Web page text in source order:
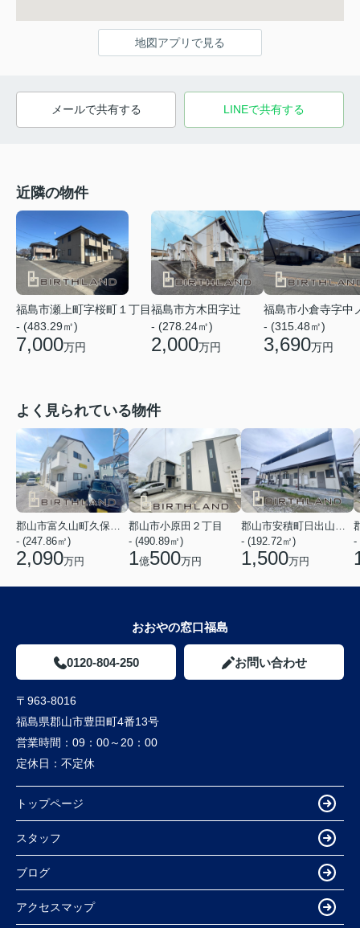
地図アプリで見る
メールで共有する LINEで共有する
近隣の物件
福島市瀬上町字桜町１丁目
- (483.29㎡)
7,000万円
福島市方木田字辻
- (278.24㎡)
2,000万円
福島市小倉寺字中
- (315.48㎡)
3,690万円
よく見られている物件
郡山市富久山町久保田字上野
- (247.86㎡)
2,090万円
郡山市小原田２丁目
- (490.89㎡)
1億500万円
郡山市安積町日出山字一本松
- (192.72㎡)
1,500万円
-
おおやの窓口福島
0120-804-250 お問い合わせ
〒963-8016
福島県郡山市豊田町4番13号
営業時間： 09：00～20：00
定休日： 不定休
トップページ
スタッフ
ブログ
アクセスマップ